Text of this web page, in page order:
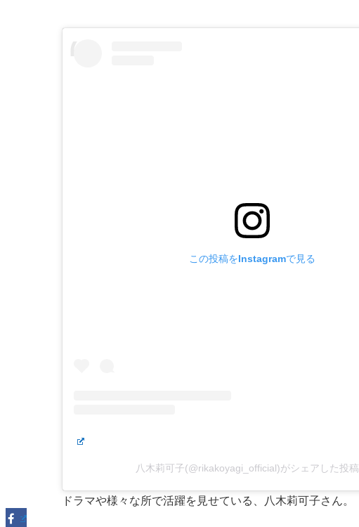
この投稿をInstagramで見る
八木莉可子(@rikakoyagi_official)がシェアした投稿
ドラマや様々な所で活躍を見せている、八木莉可子さん。